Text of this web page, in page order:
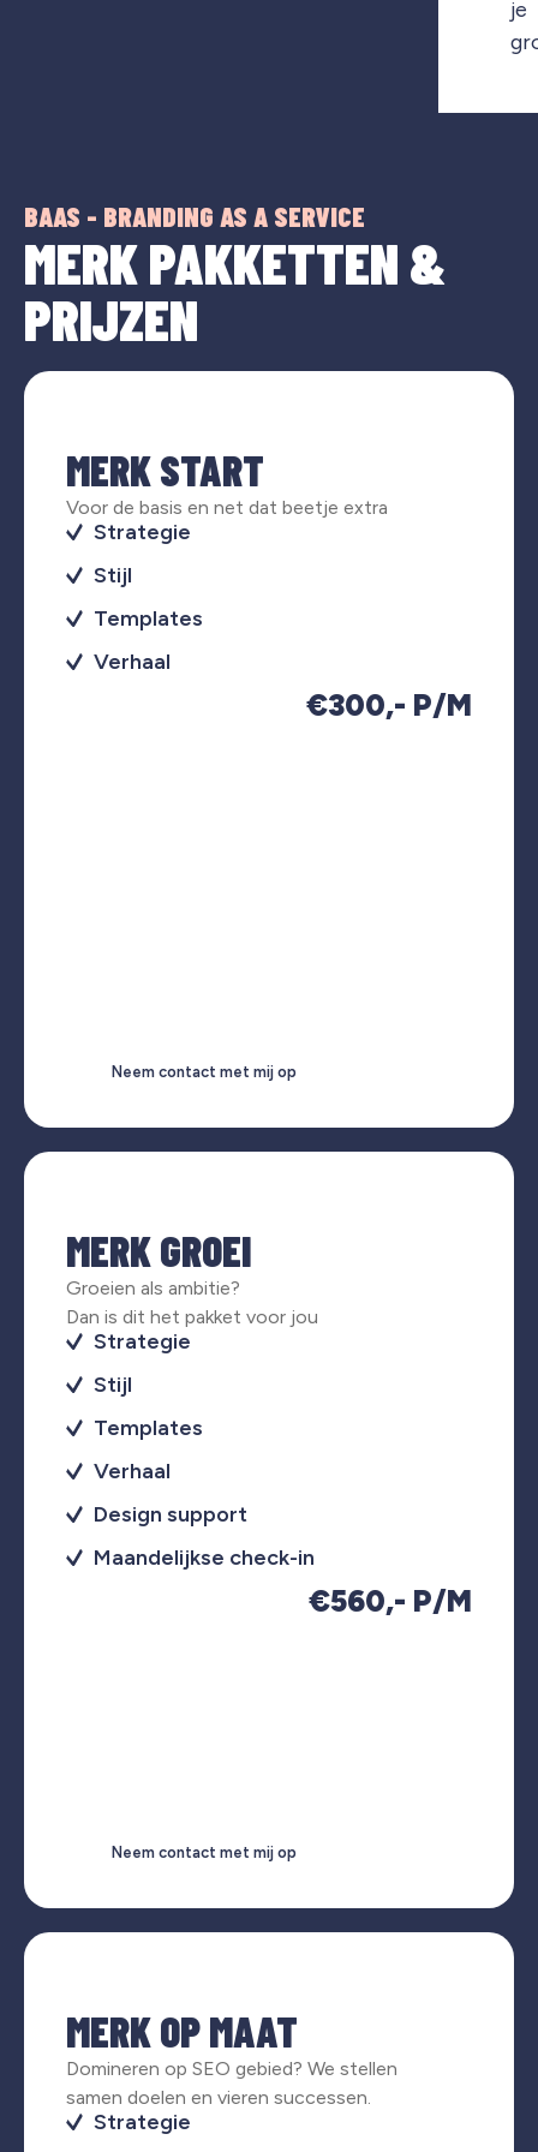
je
BAAS - BRANDING AS A SERVICE
MERK PAKKETTEN &
PRIJZEN
MERK START
Voor de basis en net dat beetje extra
Strategie
Stijl
Templates
Verhaal
€300,- P/M
Neem contact met mij op
MERK GROEI
Groeien als ambitie?
Dan is dit het pakket voor jou
Strategie
Stijl
Templates
Verhaal
Design support
Maandelijkse check-in
€560,- P/M
Neem contact met mij op
MERK OP MAAT
Domineren op SEO gebied? We stellen
samen doelen en vieren successen.
Strategie